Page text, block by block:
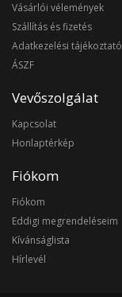
Vásárlói vélemények
Szállítás és fizetés
Adatkezelési tájékoztató
ÁSZF
Vevőszolgálat
Kapcsolat
Honlaptérkép
Fiókom
Fiókom
Eddigi megrendeléseim
Kívánságlista
Hírlevél